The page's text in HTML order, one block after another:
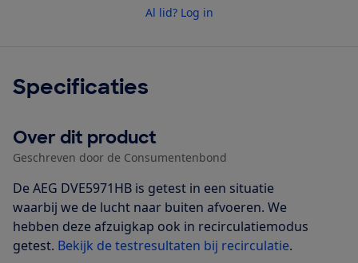
Al lid? Log in
Specificaties
Over dit product
Geschreven door de Consumentenbond
De AEG DVE5971HB is getest in een situatie
waarbij we de lucht naar buiten afvoeren. We
hebben deze afzuigkap ook in recirculatiemodus
getest. Bekijk de testresultaten bij recirculatie.